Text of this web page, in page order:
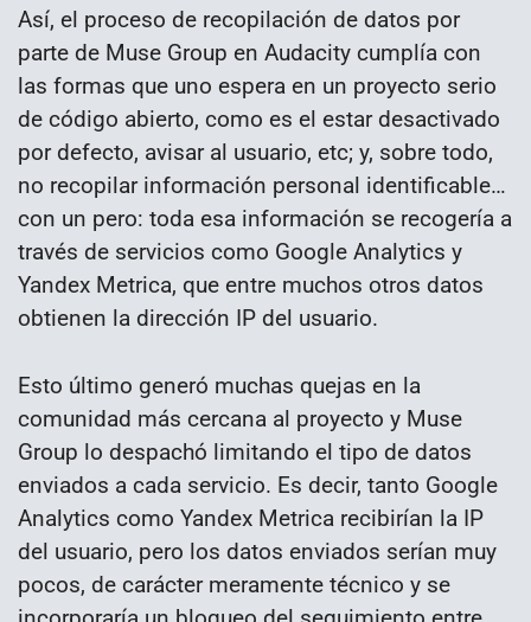
Así, el proceso de recopilación de datos por
parte de Muse Group en Audacity cumplía con
las formas que uno espera en un proyecto serio
de código abierto, como es el estar desactivado
por defecto, avisar al usuario, etc; y, sobre todo,
no recopilar información personal identificable…
con un pero: toda esa información se recogería a
través de servicios como Google Analytics y
Yandex Metrica, que entre muchos otros datos
obtienen la dirección IP del usuario.
Esto último generó muchas quejas en la
comunidad más cercana al proyecto y Muse
Group lo despachó limitando el tipo de datos
enviados a cada servicio. Es decir, tanto Google
Analytics como Yandex Metrica recibirían la IP
del usuario, pero los datos enviados serían muy
pocos, de carácter meramente técnico y se